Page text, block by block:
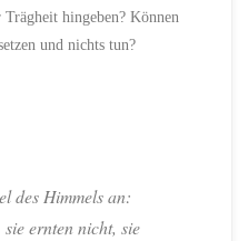
hingeben? Können
und nichts tun?
des Himmels an:
ernten nicht, sie